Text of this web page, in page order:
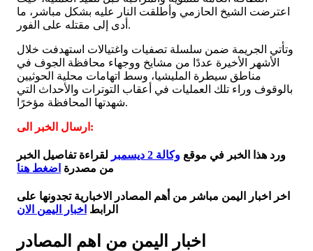
اعترضت الشيخ الحازمي وأطلقت النار عليه بشكل مباشر، ما
أدى إلى مقتله على الفور.
وتأتي الجريمة ضمن سلسلة تصفيات واغتيالات استهدفت خلال
الأشهر الأخيرة عددًا من مشايخ ووجهاء محافظة الجوف في
مناطق سيطرة المليشيا، وسط اتهامات محلية الحوثيين
بالوقوف وراء تلك العمليات في أعقاب التوترات والأحداث التي
شهدتها المحافظة مؤخرًا.
ارسال الخبر الى:
ورد هذا الخبر في موقع وكالة 2 ديسمبر
لقراءة تفاصيل الخبر
من مصدرة اضغط هنا
اخر اخبار اليمن مباشر من أهم المصادر الاخبارية تجدونها على
الرابط اخبار اليمن الان
اخبار اليمن من اهم المصادر